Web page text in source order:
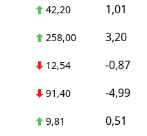
42,20 1,01
258,00 3,20
12,54 -0,87
91,40 -4,99
9,81 0,51